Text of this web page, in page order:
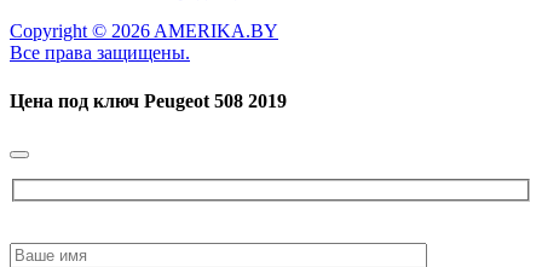
Copyright © 2026 AMERIKA.BY
Все права защищены.
Цена под ключ Peugeot 508 2019
leave